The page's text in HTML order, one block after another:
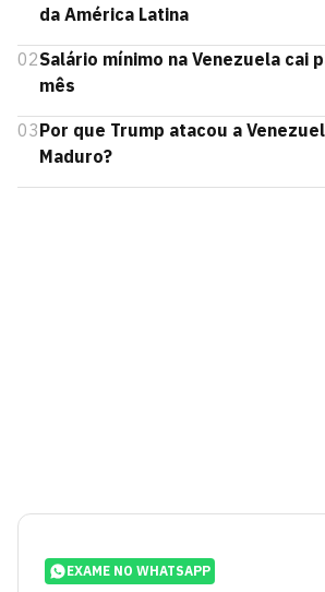
da América Latina
02Salário mínimo na Venezuela cai
mês
03Por que Trump atacou a
Maduro?
EXAME NO WHATSAPP